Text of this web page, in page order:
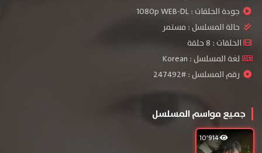
جودة الحلقات :1080p WEB-DL
حالة المسلسل : مستمر
الحلقات : 8 حلقة
لغة المسلسل : Korean
رقم المسلسل : #247492
جميع مواسم المسلسل
10٬914